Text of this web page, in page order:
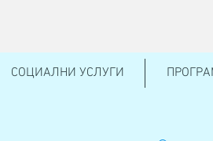
СОЦИАЛНИ УСЛУГИ